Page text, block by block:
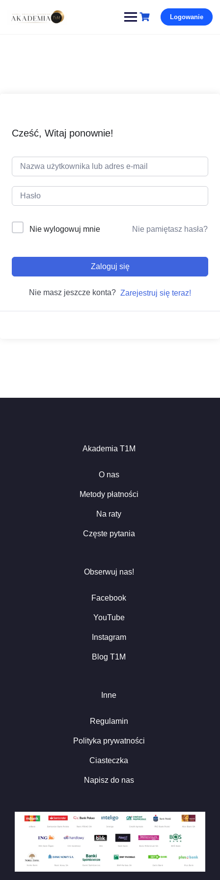
Logowanie
Cześć, Witaj ponownie!
Nie wylogowuj mnie Nie pamiętasz hasła?
Zaloguj się
Nie masz jeszcze konta? Zarejestruj się teraz!
Akademia T1M
O nas
Metody płatności
Na raty
Częste pytania
Obserwuj nas!
Facebook
YouTube
Instagram
Blog T1M
Inne
Regulamin
Polityka prywatności
Ciasteczka
Napisz do nas